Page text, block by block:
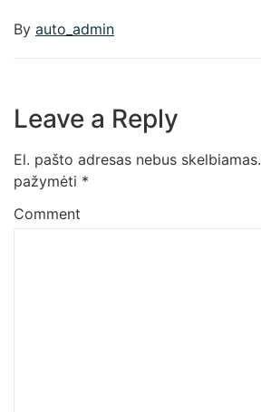
By auto_admin
Leave a Reply
El. pašto adresas nebus skelbiamas.
pažymėti *
Comment